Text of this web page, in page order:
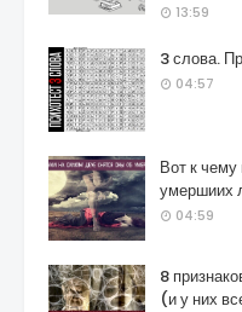
13:59
3 слова.
04:57
Вот к
умершиих
04:59
8
(и у них